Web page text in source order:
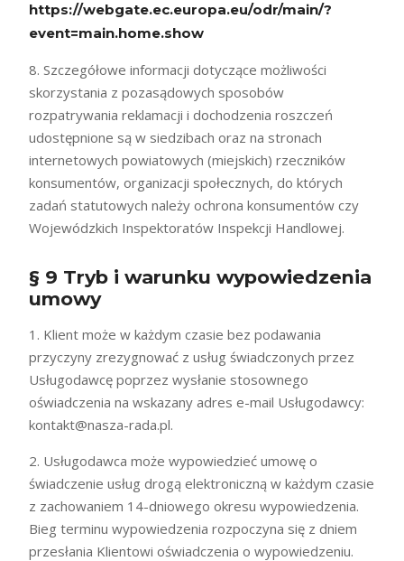
https://webgate.ec.europa.eu/odr/main/?
event=main.home.show
8. Szczegółowe informacji dotyczące możliwości
skorzystania z pozasądowych sposobów
rozpatrywania reklamacji i dochodzenia roszczeń
udostępnione są w siedzibach oraz na stronach
internetowych powiatowych (miejskich) rzeczników
konsumentów, organizacji społecznych, do których
zadań statutowych należy ochrona konsumentów czy
Wojewódzkich Inspektoratów Inspekcji Handlowej.
§ 9 Tryb i warunku wypowiedzenia
umowy
1. Klient może w każdym czasie bez podawania
przyczyny zrezygnować z usług świadczonych przez
Usługodawcę poprzez wysłanie stosownego
oświadczenia na wskazany adres e-mail Usługodawcy:
kontakt@nasza-rada.pl.
2. Usługodawca może wypowiedzieć umowę o
świadczenie usług drogą elektroniczną w każdym czasie
z zachowaniem 14-dniowego okresu wypowiedzenia.
Bieg terminu wypowiedzenia rozpoczyna się z dniem
przesłania Klientowi oświadczenia o wypowiedzeniu.